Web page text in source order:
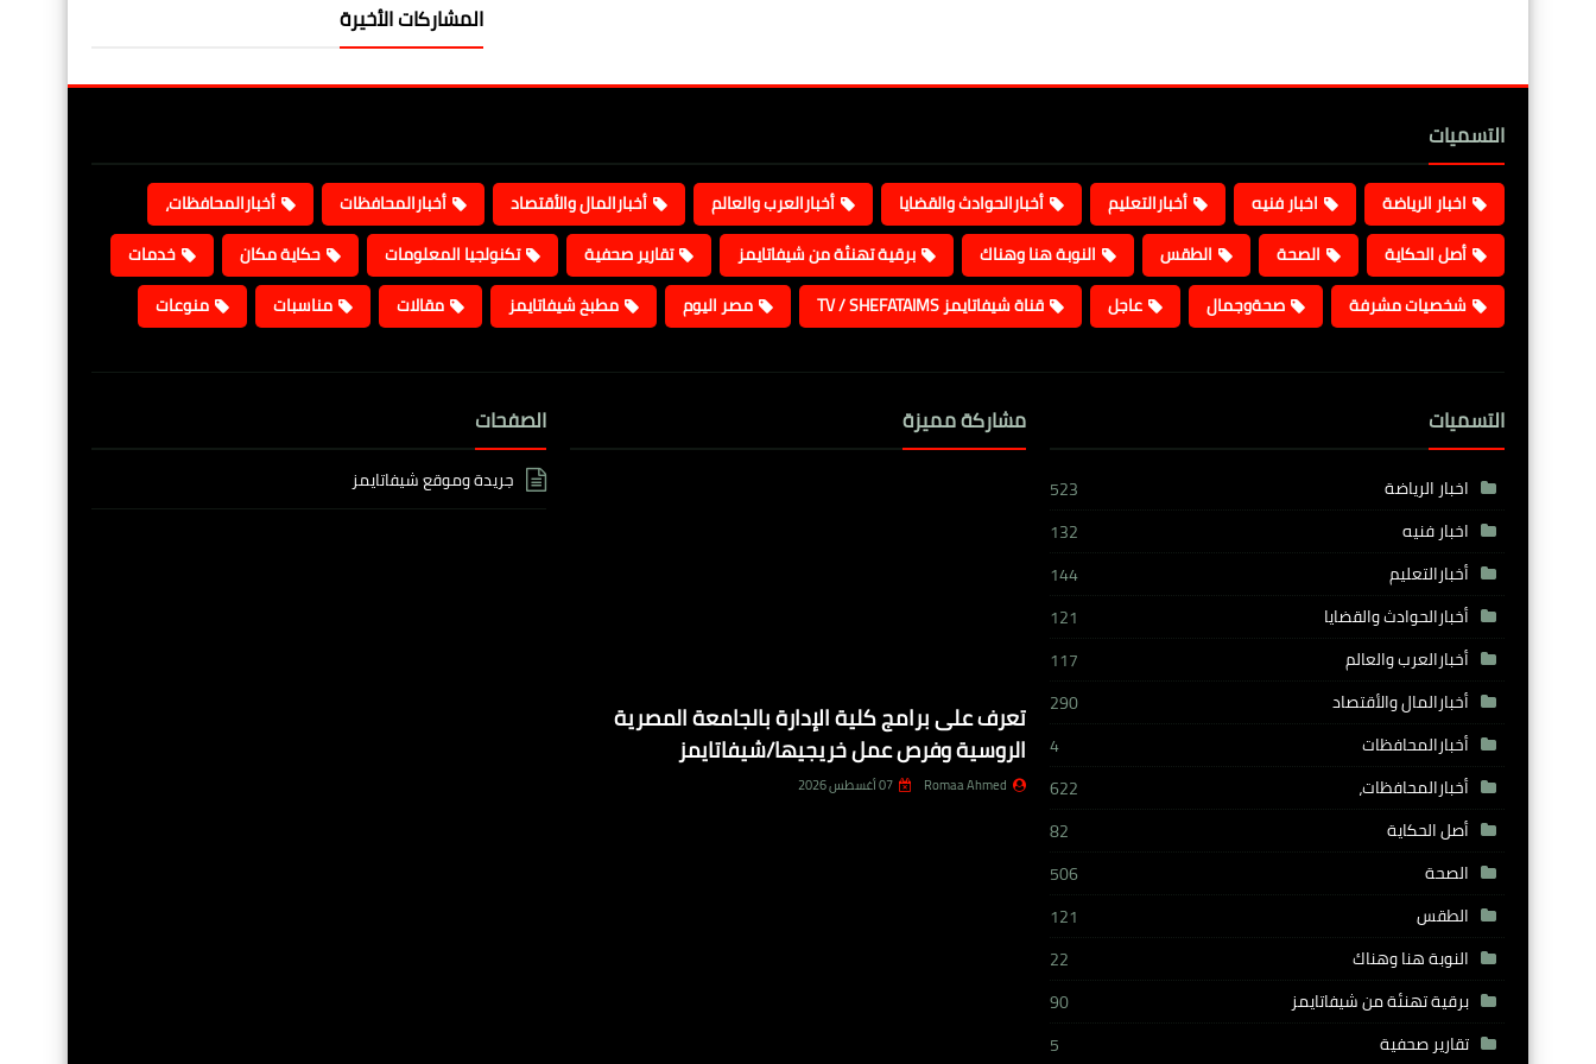
المشاركات الأخيرة
التسميات
اخبار الرياضة اخبار فنيه أخبارالتعليم أخبارالحوادث والقضايا أخبارالعرب والعالم أخبارالمال والأقتصاد أخبارالمحافظات
أخبارالمحافظات،
أصل الحكاية
الصحة الطقس النوبة هنا وهناك برقية تهنئة من شيفاتايمز تقارير صحفية تكنولجيا المعلومات حكاية مكان
خدمات
شخصيات مشرفة
صحةوجمال عاجل قناة شيفاتايمز TV / SHEFATAIMS مصر اليوم مطبخ شيفاتايمز مقالات مناسبات منوعات
التسميات
اخبار الرياضة
523
اخبار فنيه
132
أخبارالتعليم
144
أخبارالحوادث والقضايا
121
أخبارالعرب والعالم
117
أخبارالمال والأقتصاد
290
أخبارالمحافظات
4
أخبارالمحافظات،
622
أصل الحكاية
82
الصحة
506
الطقس
121
النوبة هنا وهناك
22
برقية تهنئة من شيفاتايمز
90
تقارير صحفية
5
مشاركة مميزة
تعرف على برامج كلية الإدارة بالجامعة المصرية
الروسية وفرص عمل خريجيها/شيفاتايمز
Romaa Ahmed 07 أغسطس 2026
الصفحات
جريدة وموقع شيفاتايمز